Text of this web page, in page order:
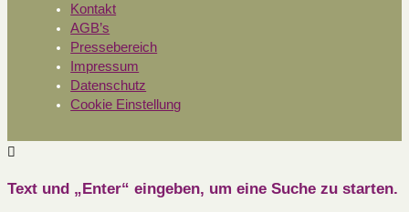
Kontakt
AGB’s
Pressebereich
Impressum
Datenschutz
Cookie Einstellung
Text und „Enter“ eingeben, um eine Suche zu starten.